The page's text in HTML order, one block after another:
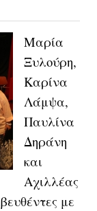
Μαρία
Ξυλούρη,
Καρίνα
Λάμψα,
Παυλίνα
Δηράνη
και
Αχιλλέας
με